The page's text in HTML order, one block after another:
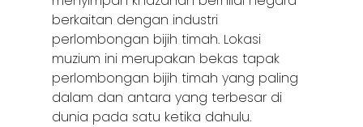
berkaitan dengan industri
perlombongan bijih timah. Lokasi
muzium ini merupakan bekas tapak
perlombongan bijih timah yang paling
dalam dan antara yang terbesar di
dunia pada satu ketika dahulu.